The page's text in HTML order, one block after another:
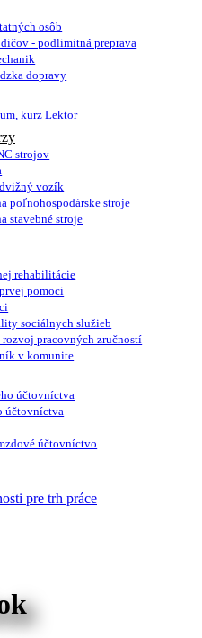
osôb
- podlimitná preprava
dopravy
kurz Lektor
strojov
vozík
poľnohospodárske stroje
stavebné stroje
rehabilitácie
pomoci
sociálnych služieb
pracovných zručností
v komunite
účtovníctva
účtovníctva
účtovníctvo
pre trh práce